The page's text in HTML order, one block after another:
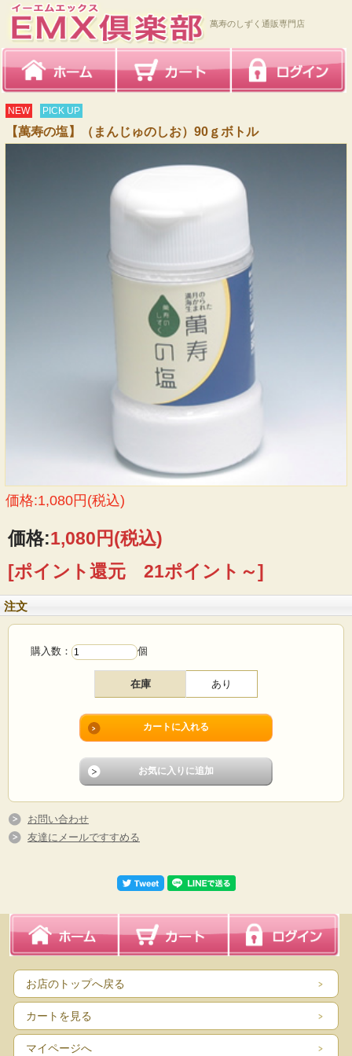
萬寿のしずく通販専門店
NEW PICK UP
【萬寿の塩】（まんじゅのしお）90ｇボトル
価格:1,080円(税込)
価格:1,080円(税込)
[ポイント還元 21ポイント～]
注文
購入数： 個
在庫 あり
お問い合わせ
友達にメールですすめる
お店のトップへ戻る
カートを見る
マイページへ